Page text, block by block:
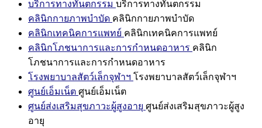
บริการทางทันตกรรม บริการทางทันตกรรม
คลินิกกายภาพบำบัด คลินิกกายภาพบำบัด
คลินิกเทคนิคการแพทย์ คลินิกเทคนิคการแพทย์
คลินิกโภชนาการและการกำหนดอาหาร คลินิก
โภชนาการและการกำหนดอาหาร
โรงพยาบาลสัตว์เล็กจุฬาฯ โรงพยาบาลสัตว์เล็กจุฬาฯ
ศูนย์เอ็มเน็ต ศูนย์เอ็มเน็ต
ศูนย์ส่งเสริมสุขภาวะผู้สูงอายุ ศูนย์ส่งเสริมสุขภาวะผู้สูง
อายุ